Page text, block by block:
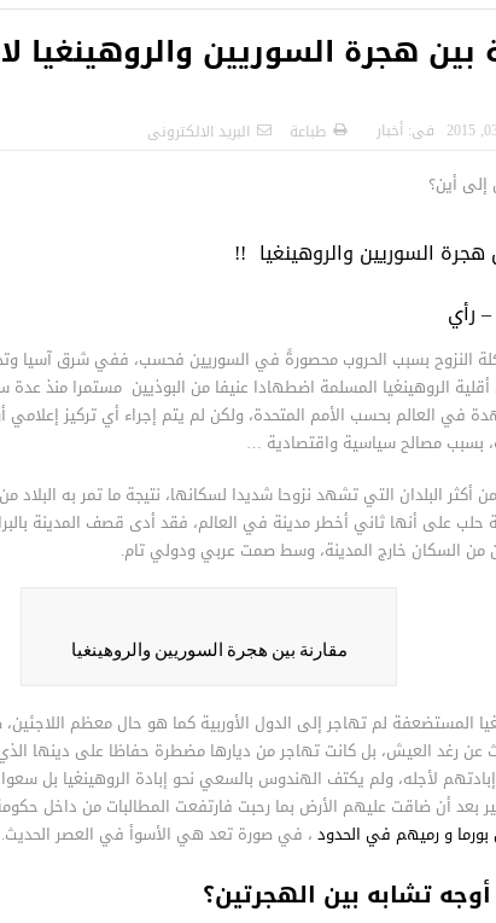
بين هجرة السوريين والروهينغيا
فى: أخبار طباعة البريد الالكترونى
إلى أين؟
هجرة السوريين والروهينغيا !!
رأي
النزوح بسبب الحروب محصورةً في السوريين فحسب، ففي شرق آسيا
أقلية الروهينغيا المسلمة اضطهادا عنيفا من البوذيين مستمرا منذ عدة
في العالم بحسب الأمم المتحدة، ولكن لم يتم إجراء أي تركيز إعلامي
بسبب مصالح سياسية واقتصادية …
أكثر البلدان التي تشهد نزوحا شديدا لسكانها، نتيجة ما تمر به البلاد
حلب على أنها ثاني أخطر مدينة في العالم، فقد أدى قصف المدينة
من السكان خارج المدينة، وسط صمت عربي ودولي تام.
مقارنة بين هجرة السوريين والروهينغيا
المستضعفة لم تهاجر إلى الدول الأوربية كما هو حال معظم
عن رغد العيش، بل كانت تهاجر من ديارها مضطرة حفاظا على دينها
ﻷجله، ولم يكتف الهندوس بالسعي نحو إبادة الروهينغيا بل
بعد أن ضاقت عليهم الأرض بما رحبت فارتفعت المطالبات من داخل
بورما و رميهم في الحدود ، في صورة تعد هي الأسوأ في العصر الحديث.
تشابه بين الهجرتين؟
“شاهد بالصور”